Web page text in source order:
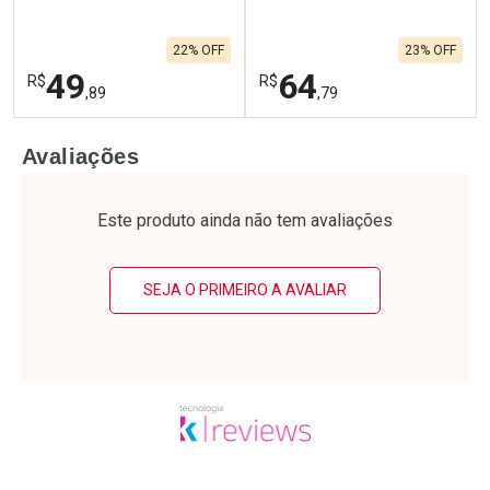
R$49,89
22% OFF
Laboratório
Por Menos
R$64,79
23% OFF
Laboratório
Por Menos
Avaliações
Este produto ainda não tem avaliações
SEJA O PRIMEIRO A AVALIAR